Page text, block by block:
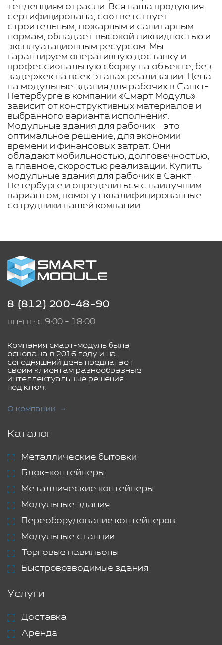
тенденциям отрасли. Вся наша продукция
сертифицирована, соответствует
строительным, пожарным и санитарным
нормам, обладает высокой ликвидностью и
эксплуатационным ресурсом. Мы
гарантируем оперативную доставку и
профессиональную сборку на объекте, без
задержек на всех этапах реализации. Цена
на модульные здания для рабочих в Санкт-
Петербурге в компании «Смарт Модуль»
зависит от конструктивных материалов и
выбранного варианта исполнения.
Модульные здания для рабочих - это
оптимальное решение, для экономии
времени и финансовых затрат. Они
обладают мобильностью, долговечностью,
а главное, скоростью реализации. Купить
модульные здания для рабочих в Санкт-
Петербурге и определиться с наилучшим
вариантом, помогут квалифицированные
сотрудники нашей компании.
8 (812) 200-48-90
пн-пт: с 9:00 - 18:00
Компания смарт-модуль была
основана в 2016 году и на
сегодняшний день предлагает
своим клиентам разнообразные
интеллектуальные решения
под ключ.
О компании
Каталог
Металлические бытовки
Блок-контейнеры
Металлические контейнеры
Модульные здания
Переоборудование контейнеров
Модульные станции
Торговые павильоны
Быстровозводимые здания
Услуги
Доставка
Аренда